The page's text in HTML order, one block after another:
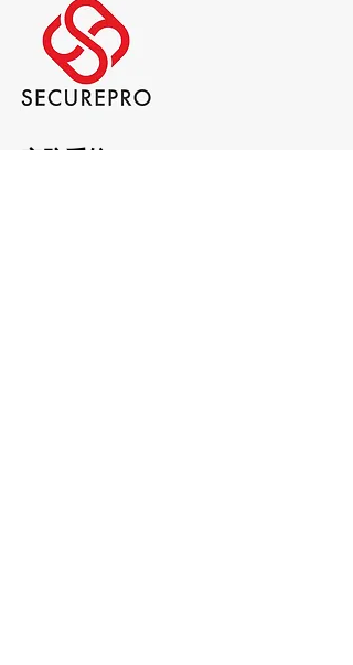
安 防系統